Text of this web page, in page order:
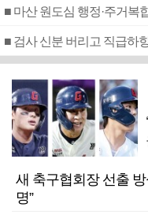
■ 마산 원도심 행정·주거복
새 축구협회장 선출
명”